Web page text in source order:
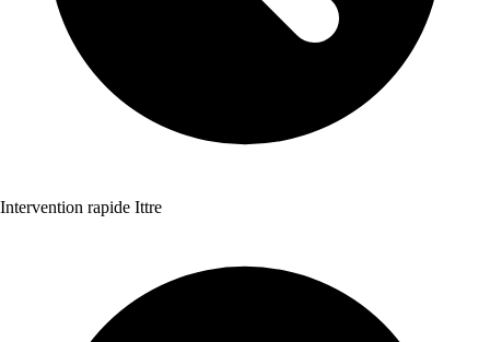
Intervention rapide Ittre